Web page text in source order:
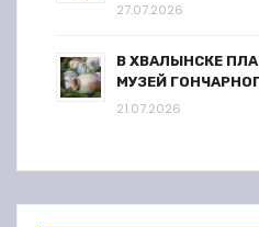
27.07.2026
В ХВАЛЫНСКЕ
МУЗЕЙ
21.07.2026